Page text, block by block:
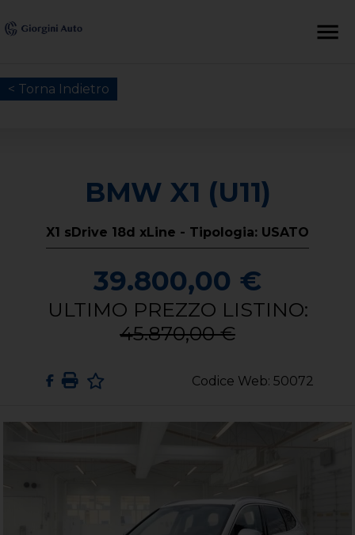
< Torna Indietro
Codice Web: 50072
BMW X1 (U11)
X1 sDrive 18d xLine - Tipologia: USATO
39.800,00 €
ULTIMO PREZZO LISTINO:
45.870,00 €